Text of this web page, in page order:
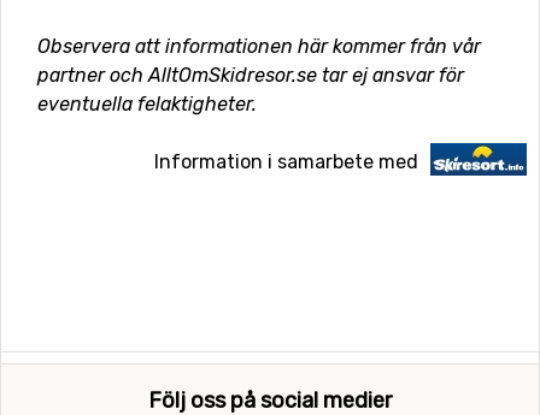
Observera att informationen här kommer från vår
partner och AlltOmSkidresor.se tar ej ansvar för
eventuella felaktigheter.
Information i samarbete med
Följ oss på social medier